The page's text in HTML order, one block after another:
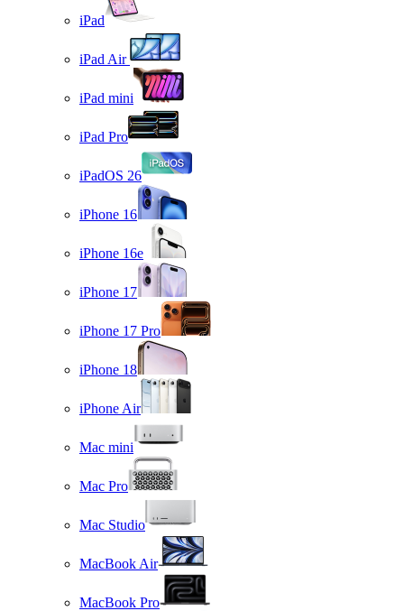
iPad
iPad Air
iPad mini
iPad Pro
iPadOS 26
iPhone 16
iPhone 16e
iPhone 17
iPhone 17 Pro
iPhone 18
iPhone Air
Mac mini
Mac Pro
Mac Studio
MacBook Air
MacBook Pro